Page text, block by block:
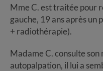
Mme C. est traitée pour
gauche, 19 ans après
+ radiothérapie).
Madame C. consulte
autopalpation, il lui a